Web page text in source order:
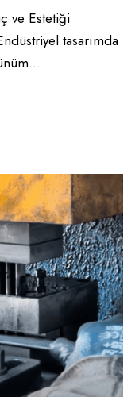
ve Estetiği
tasarımda
...